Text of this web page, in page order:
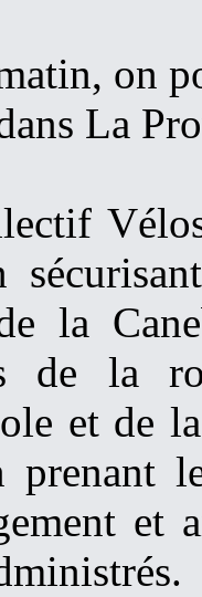
on
La
la
de la
et de
prenant
et